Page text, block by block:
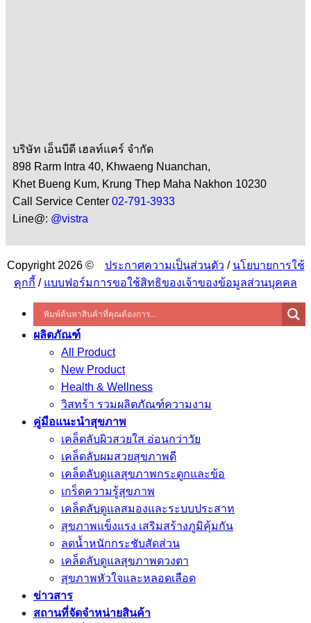
บริษัท เอ็นบีดี เฮลท์แคร์ จำกัด
898 Rarm Intra 40, Khwaeng Nuanchan,
Khet Bueng Kum, Krung Thep Maha Nakhon 10230
Call Service Center 02-791-3933
Line@: @vistra
Copyright 2026 © ประกาศความเป็นส่วนตัว / นโยบายการใช้
คุกกี้ / แบบฟอร์มการขอใช้สิทธิของเจ้าของข้อมูลส่วนบุคคล
ผลิตภัณฑ์
All Product
New Product
Health & Wellness
วิสทร้า รวมผลิตภัณฑ์ความงาม
คู่มือแนะนำสุขภาพ
เคล็ดลับผิวสวยใส อ่อนกว่าวัย
เคล็ดลับผมสวยสุขภาพดี
เคล็ดลับดูแลสุขภาพกระดูกและข้อ
เกร็ดความรู้สุขภาพ
เคล็ดลับดูแลสมองและระบบประสาท
สุขภาพแข็งแรง เสริมสร้างภูมิคุ้มกัน
ลดน้ำหนักกระชับสัดส่วน
เคล็ดลับดูแลสุขภาพดวงตา
สุขภาพหัวใจและหลอดเลือด
ข่าวสาร
สถานที่จัดจำหน่ายสินค้า